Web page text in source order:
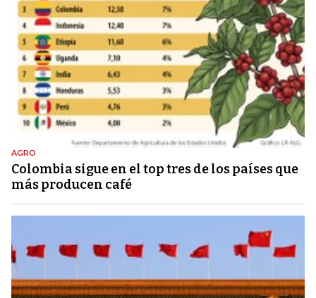
AGRO
Colombia sigue en el top tres de los países que
más producen café